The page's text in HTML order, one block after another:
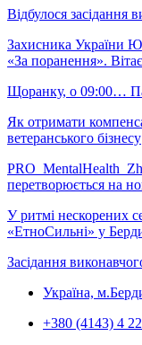
Відбулося засідання
Захисника України
«За поранення».
Щоранку, о 09:00…
Як отримати
ветеранського бізнесу
перетворюється на
У ритмі нескорених
«ЕтноСильні» у
Засідання
Україна,
+380 (4143) 4